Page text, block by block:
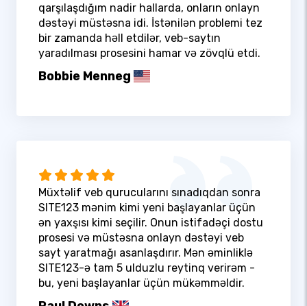
qarşılaşdığım nadir hallarda, onların onlayn
dəstəyi müstəsna idi. İstənilən problemi tez
bir zamanda həll etdilər, veb-saytın
yaradılması prosesini hamar və zövqlü etdi.
Bobbie Menneg
Müxtəlif veb qurucularını sınadıqdan sonra
SITE123 mənim kimi yeni başlayanlar üçün
ən yaxşısı kimi seçilir. Onun istifadəçi dostu
prosesi və müstəsna onlayn dəstəyi veb
sayt yaratmağı asanlaşdırır. Mən əminliklə
SITE123-ə tam 5 ulduzlu reytinq verirəm -
bu, yeni başlayanlar üçün mükəmməldir.